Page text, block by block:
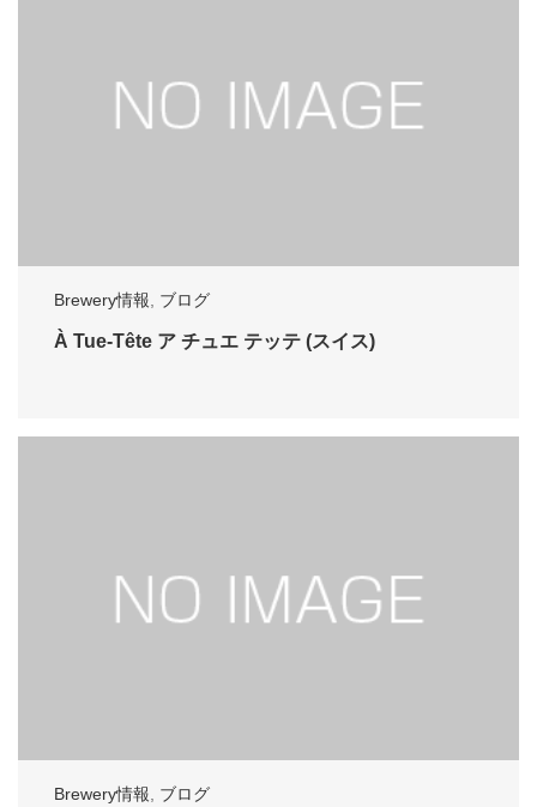
Brewery情報 ブログ
À Tue-Tête ア チュエ テッテ (スイス)
Brewery情報 ブログ